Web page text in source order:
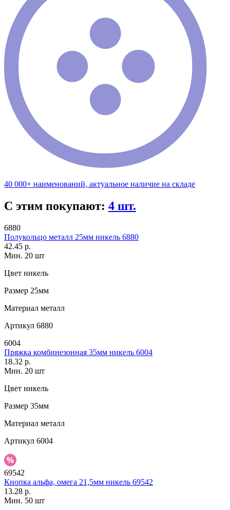
40 000+ наименований, актуальное наличие на складе
С этим покупают: 4 шт.
6880
Полукольцо металл 25мм никель 6880
42.45 р.
Мин. 20 шт
Цвет никель
Размер 25мм
Материал металл
Артикул 6880
6004
Пряжка комбинезонная 35мм никель 6004
18.32 р.
Мин. 20 шт
Цвет никель
Размер 35мм
Материал металл
Артикул 6004
69542
Кнопка альфа, омега 21,5мм никель 69542
13.28 р.
Мин. 50 шт